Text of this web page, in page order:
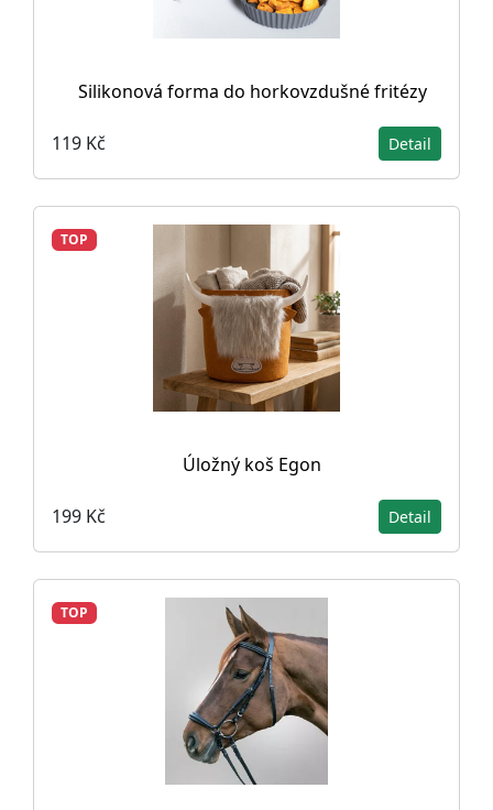
Silikonová forma do horkovzdušné fritézy
119 Kč Detail
TOP
Úložný koš Egon
199 Kč Detail
TOP